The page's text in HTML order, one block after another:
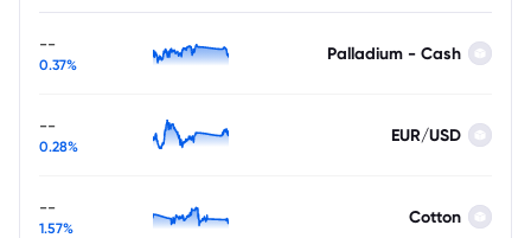
Palladium - Cash
--
0.37%
EUR/USD
--
0.28%
Cotton
--
1.57%